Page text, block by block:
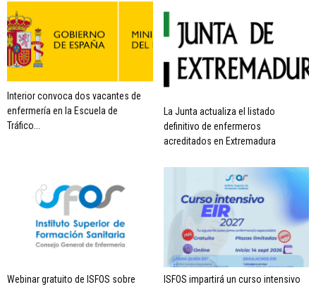
Interior convoca dos vacantes de
enfermería en la Escuela de
Tráfico...
La Junta actualiza el listado
definitivo de enfermeros
acreditados en Extremadura
Webinar gratuito de ISFOS sobre
ISFOS impartirá un curso intensivo